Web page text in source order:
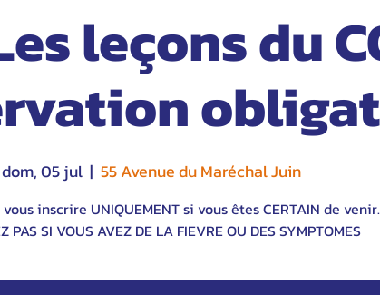
leçons du
dom, 05 jul
  |
55 Avenue du Maréchal Juin
inscrire UNIQUEMENT si vous êtes CERTAIN de venir.
PAS SI VOUS AVEZ DE LA FIEVRE OU DES SYMPTOMES